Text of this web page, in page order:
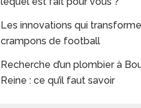
Les innovations qui
crampons de football
Recherche d’un plombier à
Reine : ce qu’il faut savoir